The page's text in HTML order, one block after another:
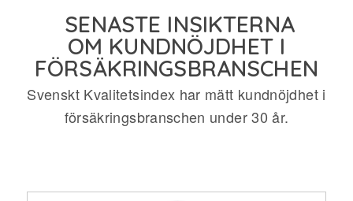
SENASTE INSIKTERNA
OM KUNDNÖJDHET I
FÖRSÄKRINGSBRANSCHEN
Svenskt Kvalitetsindex har mätt kundnöjdhet i
försäkringsbranschen under 30 år.